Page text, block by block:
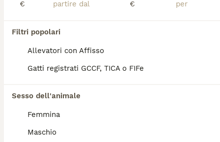
€
€
Filtri popolari
Allevatori con Affisso
Gatti registrati GCCF, TICA o FIFe
Sesso dell'animale
Femmina
Maschio
Cucciole bengala bellissime
Bengala
4 mesi 2 700 €